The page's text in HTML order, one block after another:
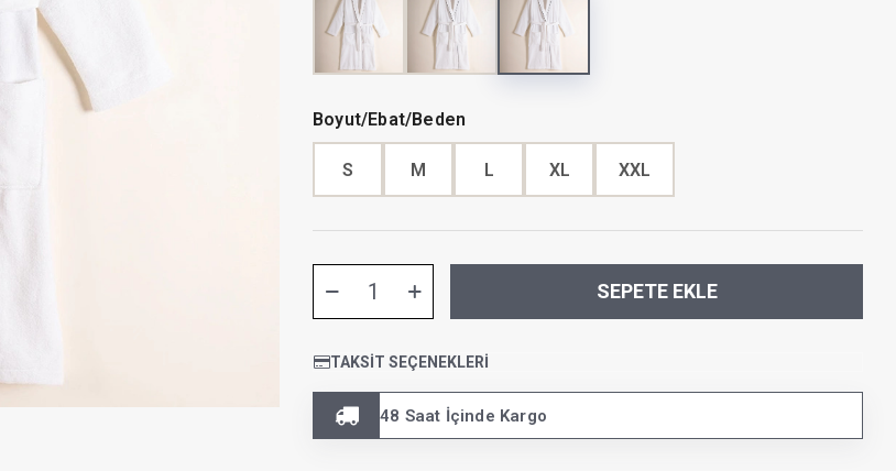
Boyut/Ebat/Beden
S M L XL XXL
SEPETE EKLE
TAKSIT SEÇENEKLERI
48 Saat İçinde Kargo